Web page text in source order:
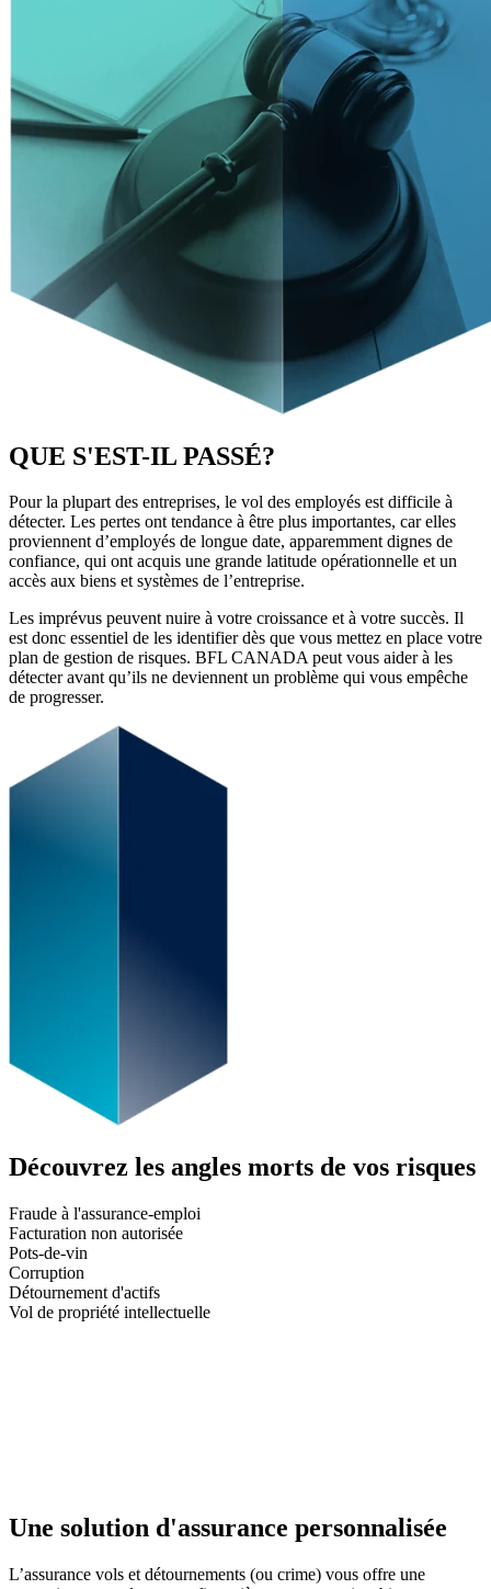
QUE S'EST-IL PASSÉ?
Pour la plupart des entreprises, le vol des employés est difficile à
détecter. Les pertes ont tendance à être plus importantes, car elles
proviennent d’employés de longue date, apparemment dignes de
confiance, qui ont acquis une grande latitude opérationnelle et un
accès aux biens et systèmes de l’entreprise.
Les imprévus peuvent nuire à votre croissance et à votre succès. Il
est donc essentiel de les identifier dès que vous mettez en place votre
plan de gestion de risques. BFL CANADA peut vous aider à les
détecter avant qu’ils ne deviennent un problème qui vous empêche
de progresser.
Découvrez les angles morts de vos risques
Fraude à l'assurance-emploi
Facturation non autorisée
Pots-de-vin
Corruption
Détournement d'actifs
Vol de propriété intellectuelle
Une solution d'assurance personnalisée
L’assurance vols et détournements (ou crime) vous offre une